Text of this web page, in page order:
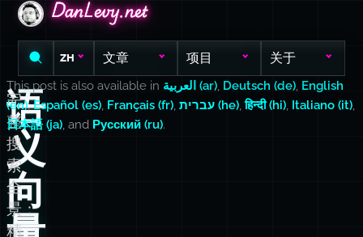
DanLevy.net
DanLevy.net
DanLevy.net
ZH 文章 项目 关于
语
义
向
完
整
搜
索
全
景：
精
This post is also available in العربية (ar), Deutsch (de), English
(en),Español (es), Français (fr), עברית (he),हिन्दी (hi), Italiano (it),
日本語 (ja), and Русский (ru).